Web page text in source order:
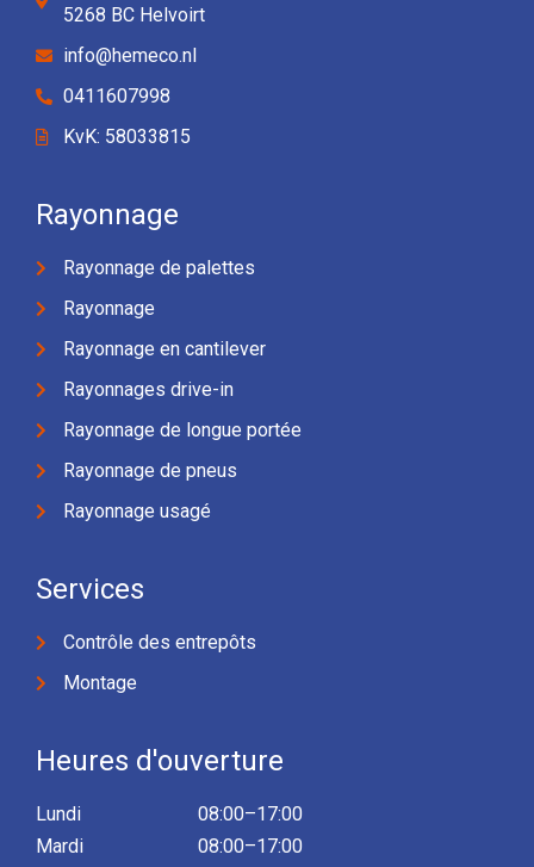
5268 BC Helvoirt
info@hemeco.nl
0411607998
KvK: 58033815
Rayonnage
Rayonnage de palettes
Rayonnage
Rayonnage en cantilever
Rayonnages drive-in
Rayonnage de longue portée
Rayonnage de pneus
Rayonnage usagé
Services
Contrôle des entrepôts
Montage
Heures d'ouverture
Lundi
Mardi
08:00–17:00
08:00–17:00